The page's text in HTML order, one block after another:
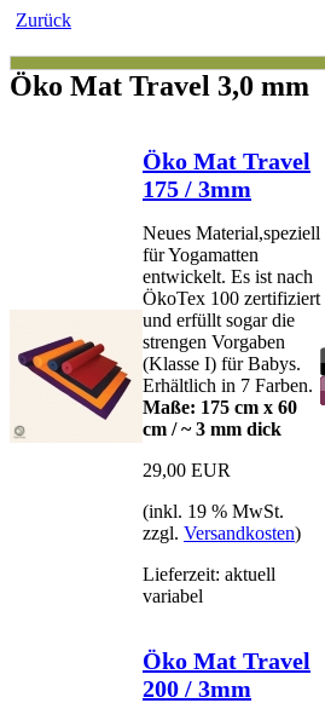
Zurück
Öko Mat Travel 3,0 mm
Öko Mat Travel
175 / 3mm
Neues Material,speziell
für Yogamatten
entwickelt. Es ist nach
ÖkoTex 100 zertifiziert
und erfüllt sogar die
strengen Vorgaben
(Klasse I) für Babys.
Erhältlich in 7 Farben.
Maße: 175 cm x 60
cm / ~ 3 mm dick
29,00 EUR
(inkl. 19 % MwSt.
zzgl. Versandkosten)
Lieferzeit: aktuell
variabel
Öko Mat Travel
200 / 3mm